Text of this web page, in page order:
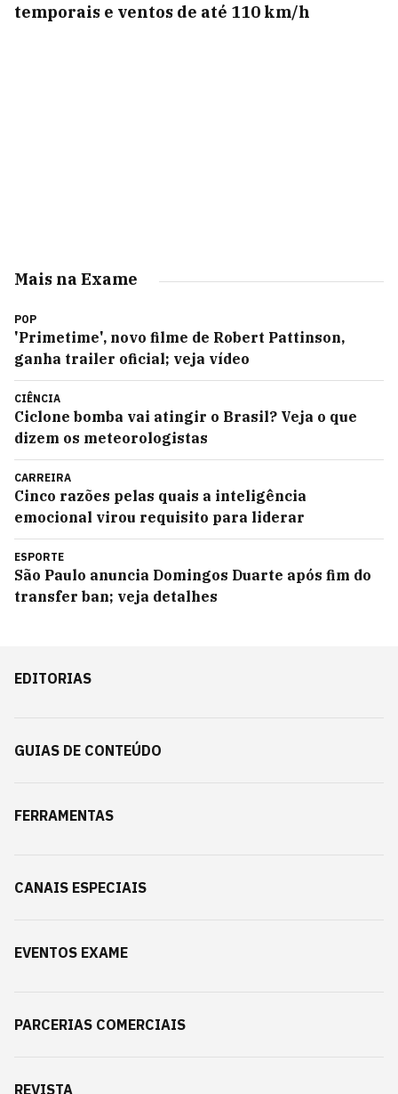
temporais e ventos de até 110 km/h
Mais na Exame
POP
'Primetime', novo filme de Robert Pattinson,
ganha trailer oficial; veja vídeo
CIÊNCIA
Ciclone bomba vai atingir o Brasil? Veja o que
dizem os meteorologistas
CARREIRA
Cinco razões pelas quais a inteligência
emocional virou requisito para liderar
ESPORTE
São Paulo anuncia Domingos Duarte após fim do
transfer ban; veja detalhes
EDITORIAS
GUIAS DE CONTEÚDO
FERRAMENTAS
CANAIS ESPECIAIS
EVENTOS EXAME
PARCERIAS COMERCIAIS
REVISTA